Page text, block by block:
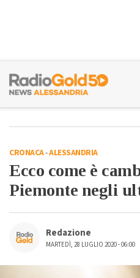
CRONACA-ALESSANDRIA
Ecco come è
Piemonte negli
Redazione
MARTEDÌ, 28 LUGLIO 2020 - 06:00